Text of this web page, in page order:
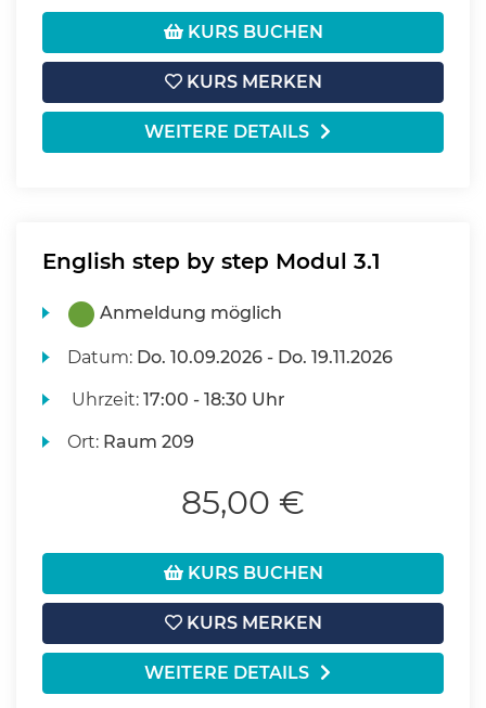
KURS BUCHEN
KURS MERKEN
WEITERE DETAILS
English step by step Modul 3.1
Anmeldung möglich
Datum: Do. 10.09.2026 - Do. 19.11.2026
Uhrzeit:17:00 - 18:30 Uhr
Ort: Raum 209
85,00 €
KURS BUCHEN
KURS MERKEN
WEITERE DETAILS